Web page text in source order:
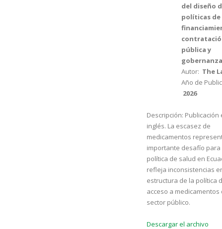
del diseño
políticas de
pública y
Autor: The
Año de
2026
Descripción: Publicación
inglés. La escasez de
medicamentos
importante desafío para
política de salud en
refleja inconsistencias
estructura de la política
acceso a medicamentos
sector público.
Descargar el archivo